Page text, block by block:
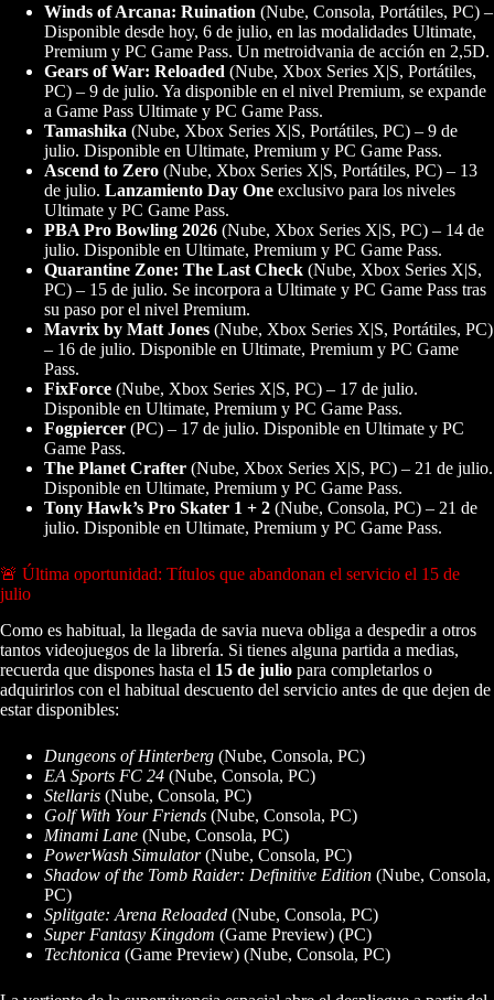
Winds of Arcana: Ruination (Nube, Consola, Portátiles, PC) –
Disponible desde hoy, 6 de julio, en las modalidades Ultimate,
Premium y PC Game Pass. Un metroidvania de acción en 2,5D.
Gears of War: Reloaded (Nube, Xbox Series X|S, Portátiles,
PC) – 9 de julio. Ya disponible en el nivel Premium, se expande
a Game Pass Ultimate y PC Game Pass.
Tamashika (Nube, Xbox Series X|S, Portátiles, PC) – 9 de
julio. Disponible en Ultimate, Premium y PC Game Pass.
Ascend to Zero (Nube, Xbox Series X|S, Portátiles, PC) – 13
de julio. Lanzamiento Day One exclusivo para los niveles
Ultimate y PC Game Pass.
PBA Pro Bowling 2026 (Nube, Xbox Series X|S, PC) – 14 de
julio. Disponible en Ultimate, Premium y PC Game Pass.
Quarantine Zone: The Last Check (Nube, Xbox Series X|S,
PC) – 15 de julio. Se incorpora a Ultimate y PC Game Pass tras
su paso por el nivel Premium.
Mavrix by Matt Jones (Nube, Xbox Series X|S, Portátiles, PC)
– 16 de julio. Disponible en Ultimate, Premium y PC Game
Pass.
FixForce (Nube, Xbox Series X|S, PC) – 17 de julio.
Disponible en Ultimate, Premium y PC Game Pass.
Fogpiercer (PC) – 17 de julio. Disponible en Ultimate y PC
Game Pass.
The Planet Crafter (Nube, Xbox Series X|S, PC) – 21 de julio.
Disponible en Ultimate, Premium y PC Game Pass.
Tony Hawk’s Pro Skater 1 + 2 (Nube, Consola, PC) – 21 de
julio. Disponible en Ultimate, Premium y PC Game Pass.
🚨 Última oportunidad: Títulos que abandonan el servicio el 15 de
julio
Como es habitual, la llegada de savia nueva obliga a despedir a otros
tantos videojuegos de la librería. Si tienes alguna partida a medias,
recuerda que dispones hasta el 15 de julio para completarlos o
adquirirlos con el habitual descuento del servicio antes de que dejen de
estar disponibles:
Dungeons of Hinterberg (Nube, Consola, PC)
EA Sports FC 24 (Nube, Consola, PC)
Stellaris (Nube, Consola, PC)
Golf With Your Friends (Nube, Consola, PC)
Minami Lane (Nube, Consola, PC)
PowerWash Simulator(Nube, Consola, PC)
Shadow of the Tomb Raider: Definitive Edition (Nube, Consola,
PC)
Splitgate: Arena Reloaded (Nube, Consola, PC)
Super Fantasy Kingdom (Game Preview) (PC)
Techtonica (Game Preview) (Nube, Consola, PC)